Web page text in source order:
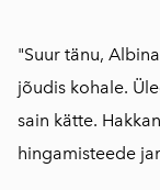
"Suur tänu,
jõudis kohale.
sain kätte.
hingamisteede